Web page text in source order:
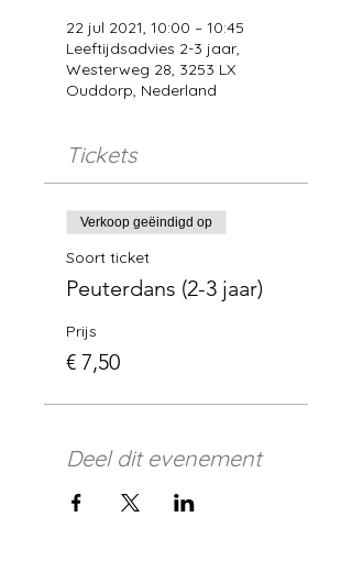
22 jul 2021, 10:00 – 10:45
Leeftijdsadvies 2-3 jaar,
Westerweg 28, 3253 LX
Ouddorp, Nederland
Tickets
Verkoop geëindigd op
Soort ticket
Peuterdans (2-3 jaar)
Prijs
€ 7,50
Deel dit evenement